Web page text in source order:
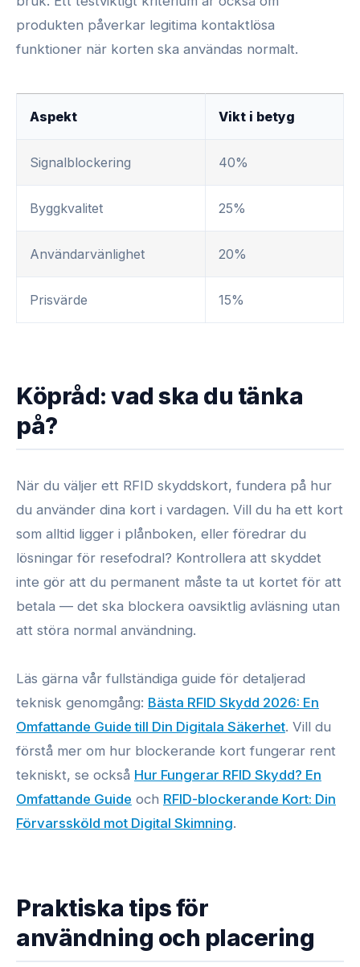
produkten påverkar legitima kontaktlösa
funktioner när korten ska användas normalt.
Aspekt Vikt i betyg
Signalblockering 40%
Byggkvalitet 25%
Användarvänlighet 20%
Prisvärde 15%
Köpråd: vad ska du tänka
på?
När du väljer ett RFID skyddskort, fundera på hur
du använder dina kort i vardagen. Vill du ha ett kort
som alltid ligger i plånboken, eller föredrar du
lösningar för resefodral? Kontrollera att skyddet
inte gör att du permanent måste ta ut kortet för att
betala — det ska blockera oavsiktlig avläsning utan
att störa normal användning.
Läs gärna vår fullständiga guide för detaljerad
teknisk genomgång: Bästa RFID Skydd 2026: En
Omfattande Guide till Din Digitala Säkerhet. Vill du
förstå mer om hur blockerande kort fungerar rent
tekniskt, se också Hur Fungerar RFID Skydd? En
Omfattande Guide och RFID-blockerande Kort: Din
Förvarssköld mot Digital Skimning.
Praktiska tips för
användning och placering